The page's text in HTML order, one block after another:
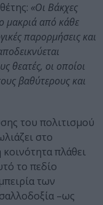
«Οι Βάκχες
μακριά από κάθε
παρορμήσεις και
θεατές, οι οποίοι
βαθύτερους και
του πολιτισμού
στο
πλάθει
το πεδίο
των
–ως